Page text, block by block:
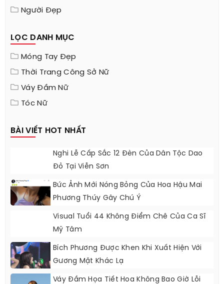
Người Đẹp
LỌC DANH MỤC
Móng Tay Đẹp
Thời Trang Công Sở Nữ
Váy Đầm Nữ
Tóc Nữ
BÀI VIẾT HOT NHẤT
Nghi Lễ Cấp Sắc 12 Đèn Của Dân Tộc Dao
Đỏ Tại Viễn Sơn
Bức Ảnh Mới Nóng Bỏng Của Hoa Hậu Mai
Phương Thúy Gây Chú Ý
Visual Tuổi 44 Không Điểm Chê Của Ca Sĩ
Mỹ Tâm
Bích Phương Được Khen Khi Xuất Hiện Với
Gương Mặt Khác Lạ
Váy Đầm Họa Tiết Hoa Không Bao Giờ Lỗi